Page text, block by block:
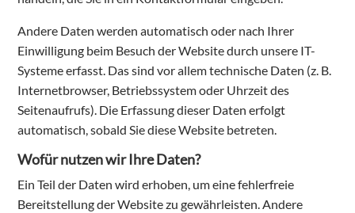
Andere Daten werden automatisch oder nach Ihrer
Einwilligung beim Besuch der Website durch unsere IT-
Systeme erfasst. Das sind vor allem technische Daten (z. B.
Internetbrowser, Betriebssystem oder Uhrzeit des
Seitenaufrufs). Die Erfassung dieser Daten erfolgt
automatisch, sobald Sie diese Website betreten.
Wofür nutzen wir Ihre Daten?
Ein Teil der Daten wird erhoben, um eine fehlerfreie
Bereitstellung der Website zu gewährleisten. Andere